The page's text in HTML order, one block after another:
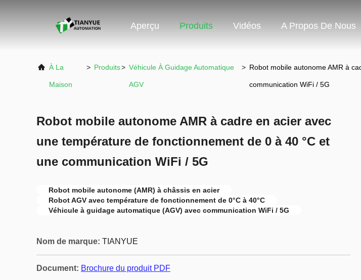
Aperçu Produits Vidéos A Propos De Nous
À La
Maison
> Produits> Véhicule À Guidage Automatique
AGV
> Robot mobile autonome AMR à
communication WiFi / 5G
Robot mobile autonome AMR à cadre en acier avec
une température de fonctionnement de 0 à 40 °C et
une communication WiFi / 5G
Robot mobile autonome (AMR) à châssis en acier
Robot AGV avec température de fonctionnement de 0°C à 40°C
Véhicule à guidage automatique (AGV) avec communication WiFi / 5G
Nom de marque: TIANYUE
Document: Brochure du produit PDF